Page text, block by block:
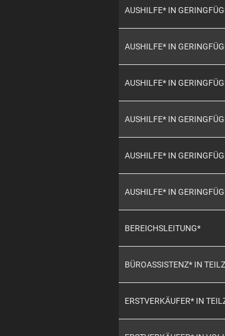
AUSHILFE* IN
AUSHILFE* IN
AUSHILFE* IN
AUSHILFE* IN
AUSHILFE* IN
AUSHILFE* IN
BEREICHSLEITUNG*
BÜROASSISTENZ* IN
ERSTVERKÄUFER* IN